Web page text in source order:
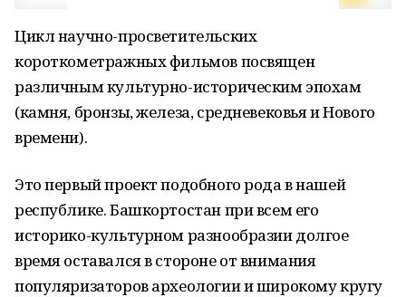
Цикл научно-просветительских
короткометражных фильмов посвящен
различным культурно-историческим эпохам
(камня, бронзы, железа, средневековья и Нового
времени).
Это первый проект подобного рода в нашей
республике. Башкортостан при всем его
историко-культурном разнообразии долгое
время оставался в стороне от внимания
популяризаторов археологии и широкому кругу